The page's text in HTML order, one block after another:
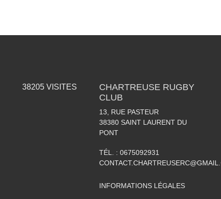
38205VISITES
CHARTREUSE RUGBY
CLUB
13, RUE PASTEUR
38380 SAINT LAURENT DU
PONT
TÉL. : 0675092931
INFORMATIONS LÉGALES